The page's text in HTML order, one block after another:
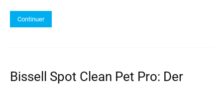
Continuer
Bissell Spot Clean Pet Pro: Der